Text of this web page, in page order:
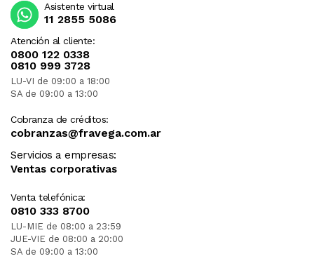
Atención al cliente:
0800 122 0338
0810 999 3728
LU-VI de 09:00 a 18:00
SA de 09:00 a 13:00
Cobranza de créditos:
cobranzas@fravega.com.ar
Servicios a empresas:
Ventas corporativas
Venta telefónica:
0810 333 8700
LU-MIE de 08:00 a 23:59
JUE-VIE de 08:00 a 20:00
SA de 09:00 a 13:00
Asistente virtual
11 2855 5086